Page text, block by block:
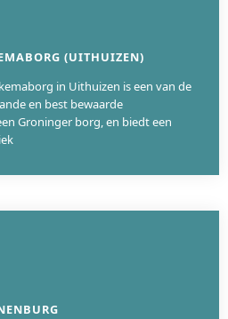
(UITHUIZEN)
in Uithuizen is een van de
en best bewaarde
Groninger borg, en biedt een